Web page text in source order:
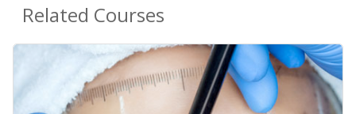
Related Courses